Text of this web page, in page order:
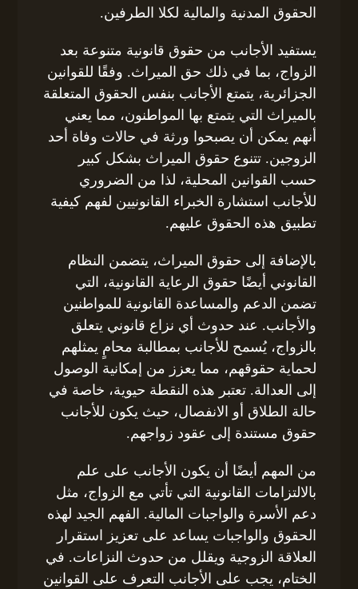
الحقوق المدنية والمالية لكلا الطرفين.
يستفيد الأجانب من حقوق قانونية متنوعة بعد
الزواج، بما في ذلك حق الميراث. وفقًا للقوانين
الجزائرية، يتمتع الأجانب بنفس الحقوق المتعلقة
بالميراث التي يتمتع بها المواطنون، مما يعني
أنهم يمكن أن يصبحوا ورثة في حالات وفاة أحد
الزوجين. تتنوع حقوق الميراث بشكل كبير
حسب القوانين المحلية، لذا من الضروري
للأجانب استشارة الخبراء القانونيين لفهم كيفية
تطبيق هذه الحقوق عليهم.
بالإضافة إلى حقوق الميراث، يتضمن النظام
القانوني أيضًا حقوق الرعاية القانونية، التي
تضمن الدعم والمساعدة القانونية للمواطنين
والأجانب. عند حدوث أي نزاع قانوني يتعلق
بالزواج، يُسمح للأجانب بمطالبة محامٍ يمثلهم
لحماية حقوقهم، مما يعزز من إمكانية الوصول
إلى العدالة. تعتبر هذه النقطة حيوية، خاصة في
حالة الطلاق أو الانفصال، حيث يكون للأجانب
حقوق مستندة إلى عقود زواجهم.
من المهم أيضًا أن يكون الأجانب على علم
بالالتزامات القانونية التي تأتي مع الزواج، مثل
دعم الأسرة والواجبات المالية. الفهم الجيد لهذه
الحقوق والواجبات يساعد على تعزيز استقرار
العلاقة الزوجية ويقلل من حدوث النزاعات. في
الختام، يجب على الأجانب التعرف على القوانين